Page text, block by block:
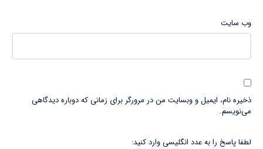
وب‌ سایت
ذخیره نام، ایمیل و وبسایت من در مرورگر برای زمانی که دوباره دیدگاهی
می‌نویسم.
لطفا پاسخ را به عدد انگلیسی وارد کنید: